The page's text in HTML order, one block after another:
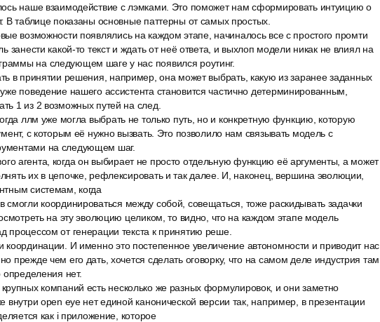
наше взаимодействие с лэмками. Это поможет нам сформировать интуицию о
В таблице показаны основные паттерны от самых простых.
возможности появлялись на каждом этапе, начиналось все с простого промти
занести какой-то текст и ждать от неё ответа, и выхлоп модели никак не влиял на
на следующем шаге у нас появился роутинг.
в принятии решения, например, она может выбрать, какую из заранее заданных
поведение нашего ассистента становится частично детерминированным,
1 из 2 возможных путей на след.
ллм уже могла выбрать не только путь, но и конкретную функцию, которую
с которым её нужно вызвать. Это позволило нам связывать модель с
на следующем шаг.
агента, когда он выбирает не просто отдельную функцию её аргументы, а может
их в цепочке, рефлексировать и так далее. И, наконец, вершина эволюции,
системам, когда
смогли координироваться между собой, совещаться, тоже раскидывать задачки
на эту эволюцию целиком, то видно, что на каждом этапе модель
процессом от генерации текста к принятию реше.
И именно это постепенное увеличение автономности и приводит нас
прежде чем его дать, хочется сделать оговорку, что на самом деле индустрия там
определения нет.
компаний есть несколько же разных формулировок, и они заметно
внутри open eye нет единой канонической версии так, например, в презентации
как i приложение, которое